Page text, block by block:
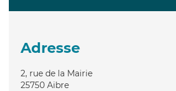
Adresse
2, rue de la Mairie
25750 Aibre